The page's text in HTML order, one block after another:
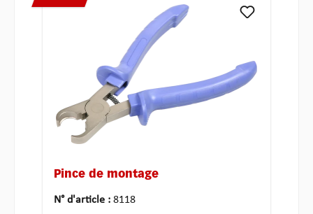
Pince de montage
N° d'article : 8118